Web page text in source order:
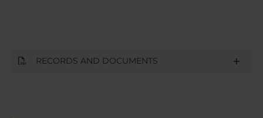
RECORDS AND DOCUMENTS